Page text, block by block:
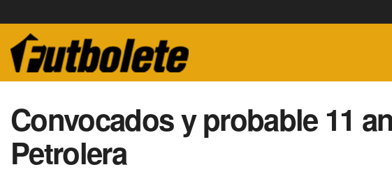
Convocados y probable 11
Petrolera